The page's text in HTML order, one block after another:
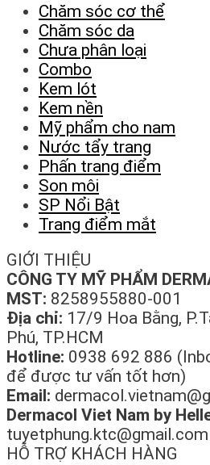
Chăm sóc cơ thể
Chăm sóc da
Chưa phân loại
Combo
Kem lót
Kem nền
Mỹ phẩm cho nam
Nước tẩy trang
Phấn trang điểm
Son môi
SP Nổi Bật
Trang điểm mắt
GIỚI THIỆU
CÔNG TY MỸ PHẨM
MST: 8258955880-001
Địa chỉ: 17/9 Hoa Bằng,
Phú, TP.HCM
Hotline: 0938 692 886
để được tư vấn tốt hơn)
Email:
Dermacol Viet Nam by
tuyetphung.ktc@gmail.com
HỖ TRỢ KHÁCH HÀNG